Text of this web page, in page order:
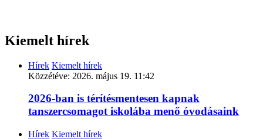
Kiemelt hírek
Hírek Kiemelt hírek
Közzétéve: 2026. május 19. 11:42
2026-ban is térítésmentesen kapnak
tanszercsomagot iskolába menő óvodásaink
Hírek Kiemelt hírek